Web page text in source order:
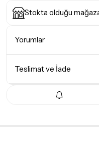
Stokta olduğu
Yorumlar
Teslimat ve İade
Teslimat Koşulları
tatil günlerinde teslimat